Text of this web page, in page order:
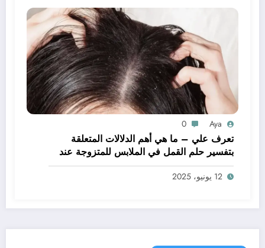
Aya
0
تعرف علي – ما هي أهم الدلالات المتعلقة
بتفسير حلم القمل في الملابس للمتزوجة عند
ابن سيرين؟ – بالتفصيل
12 يونيو، 2025